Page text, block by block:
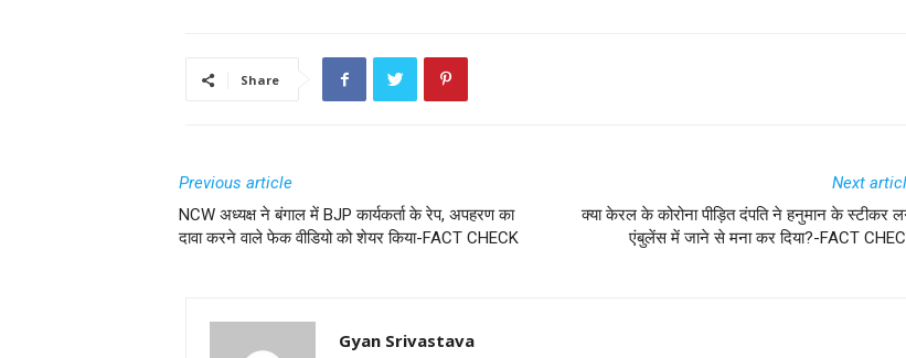
Share
Previous article
NCW अध्यक्ष ने बंगाल में BJP कार्यकर्ता के रेप, अपहरण का
दावा करने वाले फेक वीडियो को शेयर किया-FACT CHECK
Next
क्या केरल के कोरोना पीड़ित दंपति ने हनुमान के स्टीकर
एंबुलेंस में जाने से मना कर दिया?-FACT
Gyan Srivastava